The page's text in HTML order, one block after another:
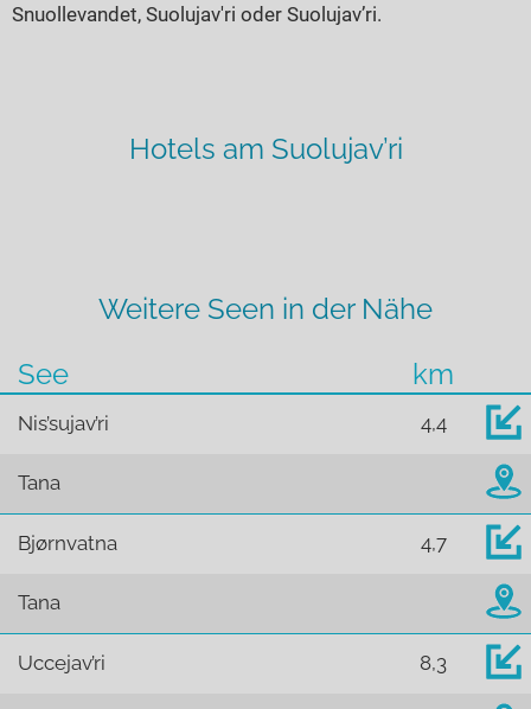
Snuollevandet, Suolujav'ri oder Suolujav’ri.
Hotels am Suolujav’ri
Weitere Seen in der Nähe
See
km
Nis’sujav’ri 4,4
Tana
Bjørnvatna 4,7
Tana
Uccejav’ri 8,3